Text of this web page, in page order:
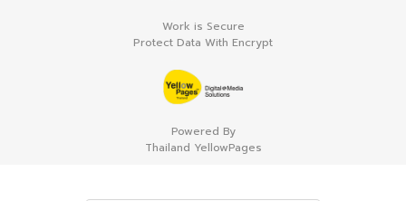
Work is Secure
Protect Data With Encrypt
Powered By
Thailand YellowPages